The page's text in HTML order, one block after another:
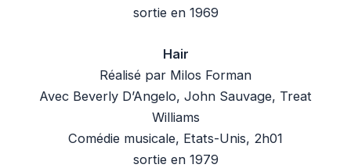
sortie en 1969
Hair
Réalisé par Milos Forman
Avec Beverly D’Angelo, John Sauvage, Treat
Williams
Comédie musicale, Etats-Unis, 2h01
sortie en 1979